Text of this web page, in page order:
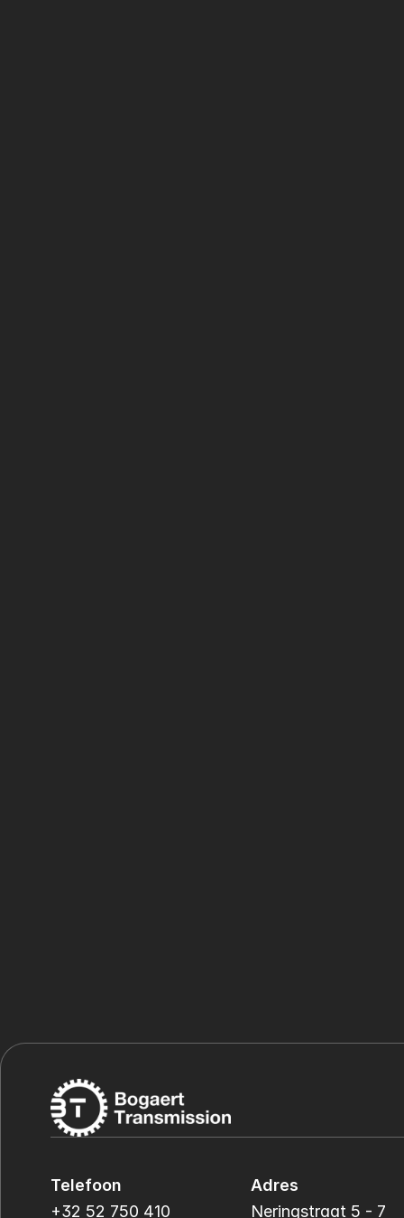
Telefoon
+32 52 750 410
Adres
Neringstraat 5 - 7